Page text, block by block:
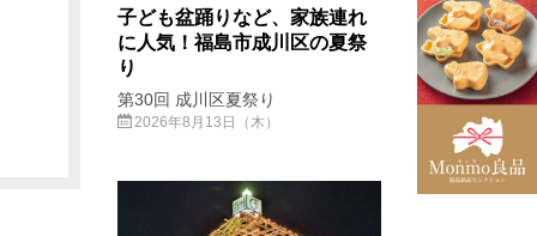
子ども盆踊りなど、家族連れ
に人気！福島市成川区の夏祭
り
第30回 成川区夏祭り
2026年8月13日（木）